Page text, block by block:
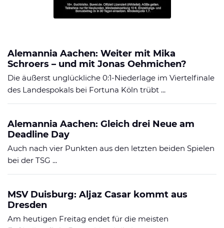
Alemannia Aachen: Weiter mit Mika
Schroers – und mit Jonas Oehmichen?
Die äußerst unglückliche 0:1-Niederlage im Viertelfinale
des Landespokals bei Fortuna Köln trübt ...
Alemannia Aachen: Gleich drei Neue am
Deadline Day
Auch nach vier Punkten aus den letzten beiden Spielen
bei der TSG ...
MSV Duisburg: Aljaz Casar kommt aus
Dresden
Am heutigen Freitag endet für die meisten